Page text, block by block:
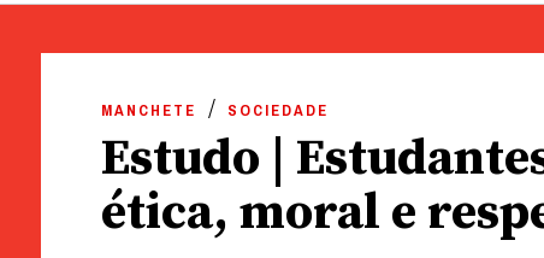
MANCHETE SOCIEDADE
Estudo |
ética, moral e